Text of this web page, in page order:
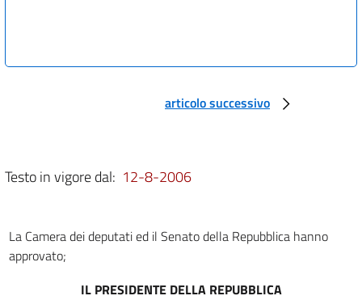
articolo successivo
Testo in vigore dal: 12-8-2006
La Camera dei deputati ed il Senato della Repubblica hanno
approvato;
IL PRESIDENTE DELLA REPUBBLICA